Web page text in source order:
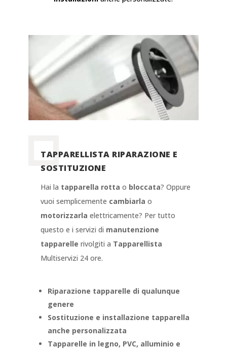
TAPPARELLISTA RIPARAZIONE E
SOSTITUZIONE
Hai la tapparella rotta o bloccata? Oppure
vuoi semplicemente cambiarla o
motorizzarla elettricamente? Per tutto
questo e i servizi di manutenzione
tapparelle rivolgiti a Tapparellista
Multiservizi 24 ore.
Riparazione tapparelle di qualunque
genere
Sostituzione e installazione tapparella
anche personalizzata
Tapparelle in legno, PVC, alluminio e